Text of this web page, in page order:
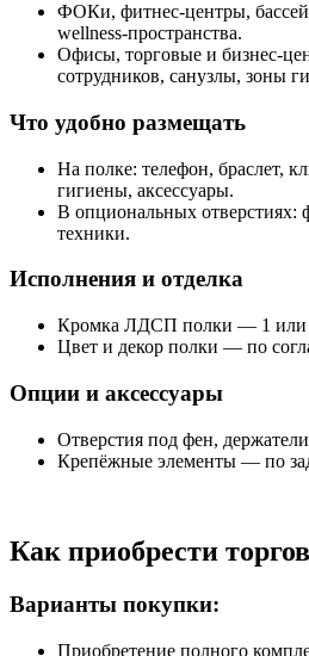
ФОКи, фитнес‑центры,
wellness‑пространства.
Офисы, торговые и
сотрудников, санузлы, зоны
Что удобно размещать
На полке: телефон, браслет,
гигиены, аксессуары.
В опциональных отверстиях:
техники.
Исполнения и отделка
Кромка ЛДСП полки — 1 или
Цвет и декор полки — по
Опции и аксессуары
Отверстия под фен,
Крепёжные элементы — по
Как приобрести
Варианты покупки:
Приобретение полного